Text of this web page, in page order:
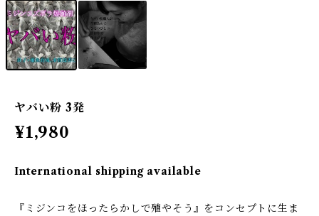
ヤバい粉 3発
¥1,980
International shipping available
『ミジンコをほったらかしで殖やそう』をコンセプトに生ま